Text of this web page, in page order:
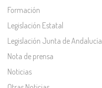
Formación
Legislación Estatal
Legislación Junta de Andalucía
Nota de prensa
Noticias